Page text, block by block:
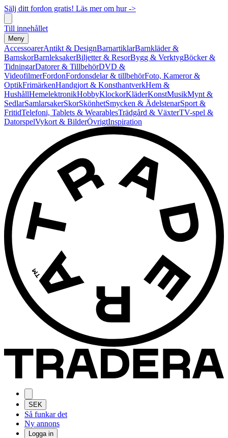
Sälj ditt fordon gratis! Läs mer om hur ->
Till innehållet
Meny
AccessoarerAntikt & DesignBarnartiklarBarnkläder &
BarnskorBarnleksakerBiljetter & ResorBygg & VerktygBöcker &
TidningarDatorer & TillbehörDVD &
VideofilmerFordonFordonsdelar & tillbehörFoto, Kameror &
OptikFrimärkenHandgjort & KonsthantverkHem &
HushållHemelektronikHobbyKlockorKläderKonstMusikMynt &
SedlarSamlarsakerSkorSkönhetSmycken & ÄdelstenarSport &
FritidTelefoni, Tablets & WearablesTrädgård & VäxterTV-spel &
DatorspelVykort & BilderÖvrigtInspiration
SEK
Så funkar det
Ny annons
Logga in